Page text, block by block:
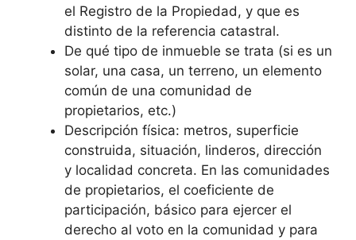
el Registro de la Propiedad, y que es
distinto de la referencia catastral.
De qué tipo de inmueble se trata (si es un
solar, una casa, un terreno, un elemento
común de una comunidad de
propietarios, etc.)
Descripción física: metros, superficie
construida, situación, linderos, dirección
y localidad concreta. En las comunidades
de propietarios, el coeficiente de
participación, básico para ejercer el
derecho al voto en la comunidad y para